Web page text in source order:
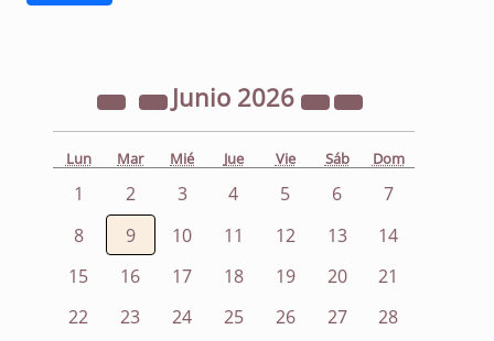
Junio 2026
Lun Mar Mié Jue Vie Sáb Dom
1 2 3 4 5 6
7
8
9 10 11 12 13
14
15
16 17 18 19 20
21
22
23 24 25 26 27
28